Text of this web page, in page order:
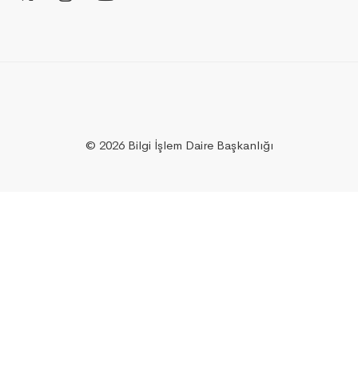
© 2026 Bilgi İşlem Daire Başkanlığı